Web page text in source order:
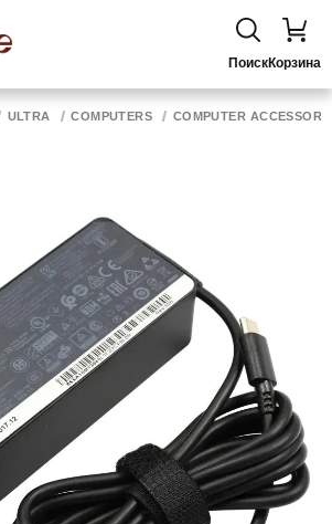
ПоискКорзина
ULTRA COMPUTERS COMPUTER